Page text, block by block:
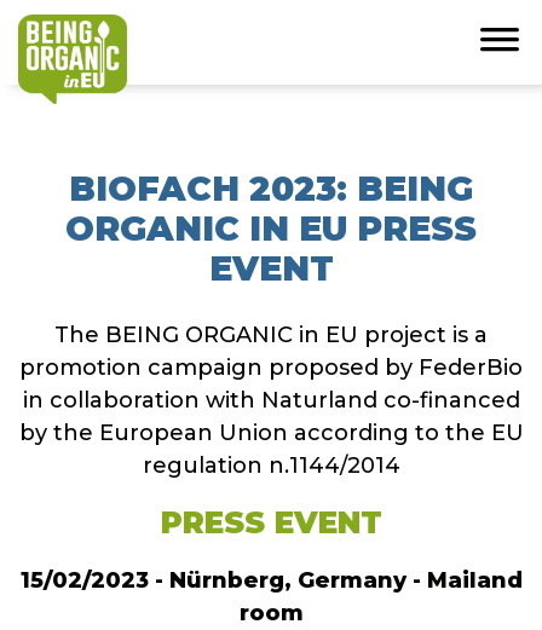
BIOFACH 2023: BEING
ORGANIC IN EU PRESS
EVENT
The BEING ORGANIC in EU project is a
promotion campaign proposed by FederBio
in collaboration with Naturland co-financed
by the European Union according to the EU
regulation n.1144/2014
PRESS EVENT
15/02/2023 - Nürnberg, Germany - Mailand
room